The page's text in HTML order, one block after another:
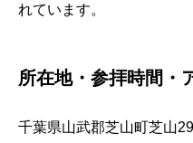
れています。
所在地・参拝時間・
千葉県山武郡芝山町芝山